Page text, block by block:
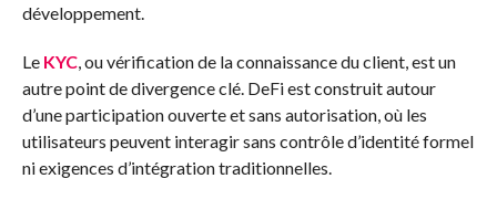
développement.
Le KYC, ou vérification de la connaissance du client, est un
autre point de divergence clé. DeFi est construit autour
d’une participation ouverte et sans autorisation, où les
utilisateurs peuvent interagir sans contrôle d’identité formel
ni exigences d’intégration traditionnelles.